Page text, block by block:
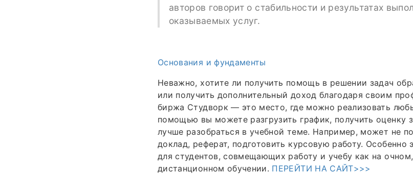
авторов говорит о стабильности и результатах
оказываемых услуг.
Основания и фундаменты
Неважно, хотите ли получить помощь в решении задач
или получить дополнительный доход благодаря своим
биржа Студворк — это место, где можно реализовать
помощью вы можете разгрузить график, получить оценку
лучше разобраться в учебной теме. Например, может не
доклад, реферат, подготовить курсовую работу.
для студентов, совмещающих работу и учебу как на
дистанционном обучении. ПЕРЕЙТИ НА САЙТ>>>